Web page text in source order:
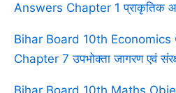
Answers Chapter 1 प्राकृतिक
Bihar Board 10th
Chapter 7 उपभोक्ता जागरण एवं
Bihar Board 10th Maths